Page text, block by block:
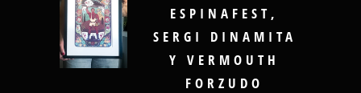
ESPINAFEST,
SERGI DINAMITA
Y VERMOUTH
FORZUDO